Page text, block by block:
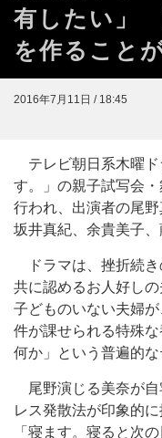
有したい」
を作ること
2016年7月11日 / 18:45
テレビ朝日系木曜ド
す。」の親子試写会
行われ、出演者の尾
坂井真紀、余貴美子、
ドラマは、挫折続き
共に認めるお人好し
子どものいない夫婦
件が課せられる特殊
何か」という普遍的な
尾野演じる美奈が自
レス発散法が印象的
「寝ます。寝ると次